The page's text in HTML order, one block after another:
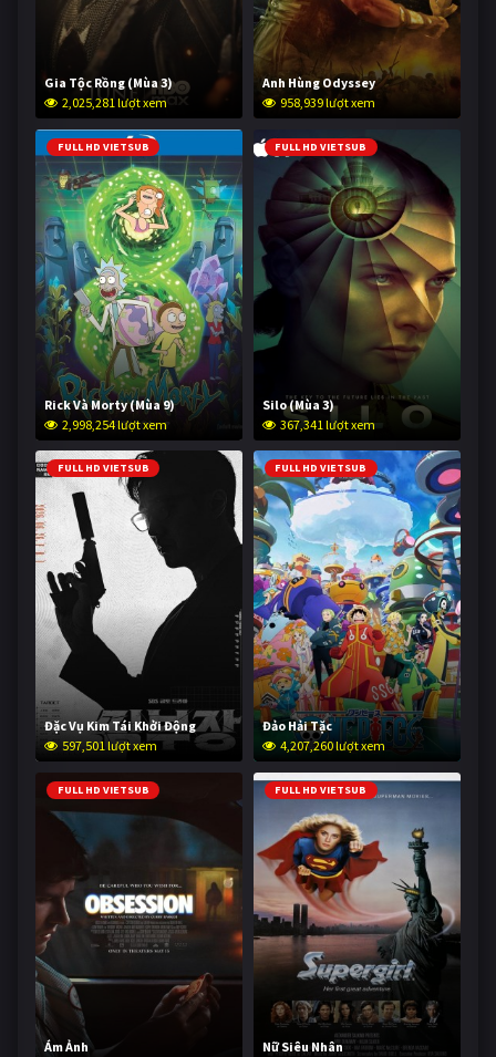
Gia Tộc Rồng (Mùa 3)
2,025,281 lượt xem
Anh Hùng Odyssey
958,939 lượt xem
FULL HD VIETSUB
Rick Và Morty (Mùa 9)
2,998,254 lượt xem
FULL HD VIETSUB
Silo (Mùa 3)
367,341 lượt xem
FULL HD VIETSUB
Đặc Vụ Kim Tái Khởi Động
597,501 lượt xem
FULL HD VIETSUB
Đảo Hải Tặc
4,207,260 lượt xem
FULL HD VIETSUB
Ám Ảnh
FULL HD VIETSUB
Nữ Siêu Nhân